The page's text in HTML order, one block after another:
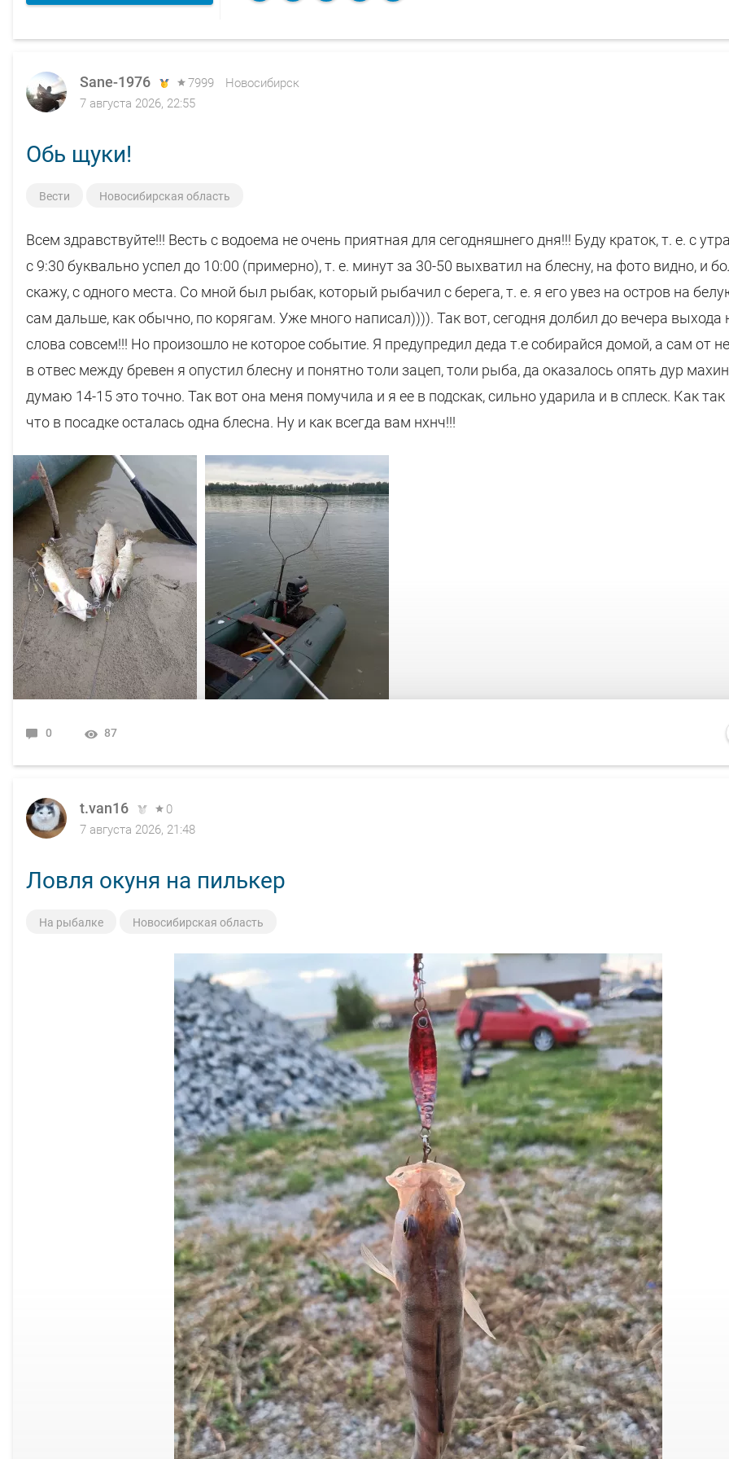
Sane-1976 7999
Новосибирск
7 августа 2026, 22:55
Обь щуки!
Вести Новосибирская область
Всем здравствуйте!!! Весть с водоема не очень приятная для сегодняшнего дня!!! Буду краток, т. е. с
с 9:30 буквально успел до 10:00 (примерно), т. е. минут за 30-50 выхватил на блесну, на фото видно, и
скажу, с одного места. Со мной был рыбак, который рыбачил с берега, т. е. я его увез на остров на
сам дальше, как обычно, по корягам. Уже много написал)))). Так вот, сегодня долбил до вечера выхода
слова совсем!!! Но произошло не которое событие. Я предупредил деда т.е собирайся домой, а сам от
в отвес между бревен я опустил блесну и понятно толи зацеп, толи рыба, да оказалось опять дур
думаю 14-15 это точно. Так вот она меня помучила и я ее в подскак, сильно ударила и в сплеск. Как
что в посадке осталась одна блесна. Ну и как всегда вам нхнч!!!
0 87
t.van16
0
7 августа 2026, 21:48
Ловля окуня на пилькер
На рыбалке Новосибирская область